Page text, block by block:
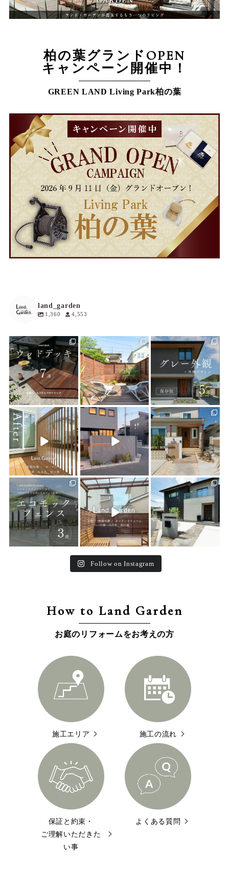
柏の葉グランドOPEN
キャンペーン開催中！
GREEN LAND Living Park柏の葉
land_garden
1,360 4,553
land_garden
19 0
land_garden
19 0
land_garden
21 0
land_garden
22 0
land_garden
22 0
land_garden
25 0
land_garden
15 0
land_garden
32 0
land_garden
24 0
Follow on Instagram
How to Land Garden
お庭のリフォームをお考えの方
施工エリア 施工の流れ
保証と約束・
ご理解いただきた
い事
よくある質問